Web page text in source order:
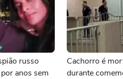
russo
anos sem
Cachorro é
durante